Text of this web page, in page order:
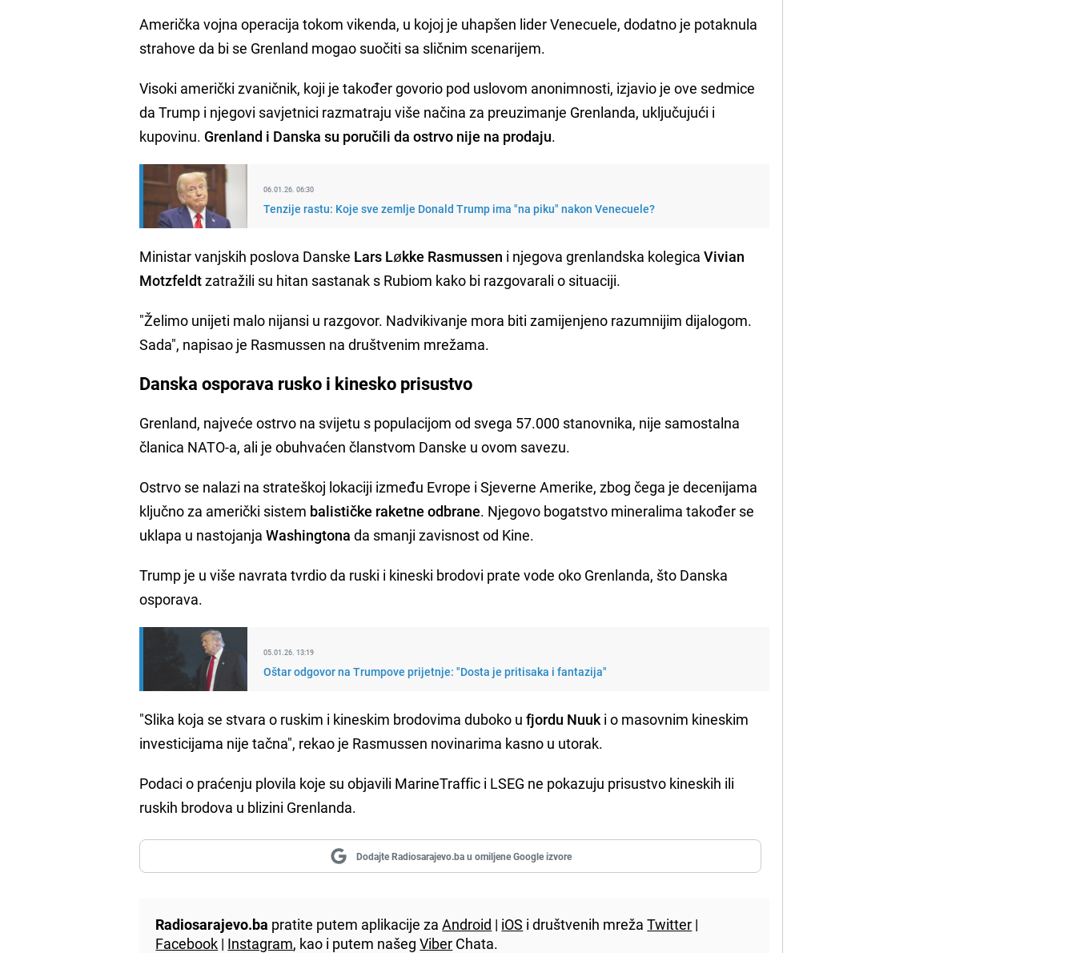
Američka vojna operacija tokom vikenda, u kojoj je uhapšen lider Venecuele, dodatno je potaknula
strahove da bi se Grenland mogao suočiti sa sličnim scenarijem.
Visoki američki zvaničnik, koji je također govorio pod uslovom anonimnosti, izjavio je ove sedmice
da Trump i njegovi savjetnici razmatraju više načina za preuzimanje Grenlanda, uključujući i
kupovinu. Grenland i Danska su poručili da ostrvo nije na prodaju.
06.01.26. 06:30
Tenzije rastu: Koje sve zemlje Donald Trump ima "na piku" nakon Venecuele?
Ministar vanjskih poslova Danske Lars Løkke Rasmussen i njegova grenlandska kolegicaVivian
Motzfeldtzatražili su hitan sastanak s Rubiom kako bi razgovarali o situaciji.
"Želimo unijeti malo nijansi u razgovor. Nadvikivanje mora biti zamijenjeno razumnijim dijalogom.
Sada", napisao je Rasmussen na društvenim mrežama.
Danska osporava rusko i kinesko prisustvo
Grenland, najveće ostrvo na svijetu s populacijom od svega 57.000 stanovnika, nije samostalna
članica NATO-a, ali je obuhvaćen članstvom Danske u ovom savezu.
Ostrvo se nalazi na strateškoj lokaciji između Evrope i Sjeverne Amerike, zbog čega je decenijama
ključno za američki sistem balističke raketne odbrane. Njegovo bogatstvo mineralima također se
uklapa u nastojanjaWashingtona da smanji zavisnost od Kine.
Trump je u više navrata tvrdio da ruski i kineski brodovi prate vode oko Grenlanda, što Danska
osporava.
05.01.26. 13:19
Oštar odgovor na Trumpove prijetnje: "Dosta je pritisaka i fantazija"
"Slika koja se stvara o ruskim i kineskim brodovima duboko ufjordu Nuuk i o masovnim kineskim
investicijama nije tačna", rekao je Rasmussen novinarima kasno u utorak.
Podaci o praćenju plovila koje su objavili MarineTraffic i LSEG ne pokazuju prisustvo kineskih ili
ruskih brodova u blizini Grenlanda.
Dodajte Radiosarajevo.ba u omiljene Google izvore
Radiosarajevo.ba pratite putem aplikacije zaAndroid | iOS i društvenih mrežaTwitter |
Facebook | Instagram, kao i putem našegViber Chata.